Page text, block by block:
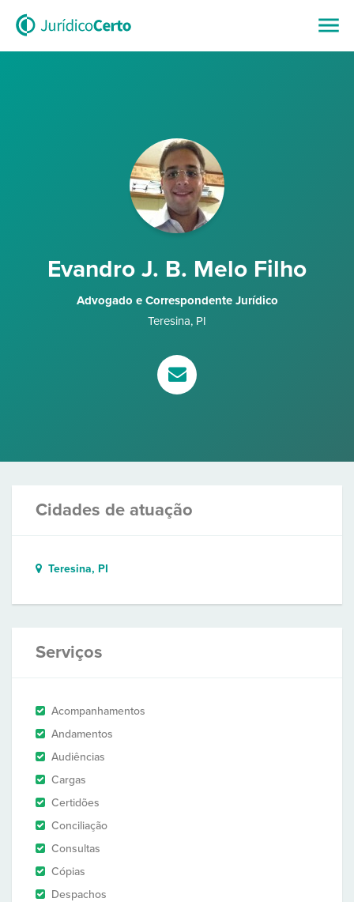
Evandro J. B. Melo Filho
Advogado e Correspondente Jurídico
Teresina, PI
Cidades de atuação
Teresina, PI
Serviços
Acompanhamentos
Andamentos
Audiências
Cargas
Certidões
Conciliação
Consultas
Cópias
Despachos